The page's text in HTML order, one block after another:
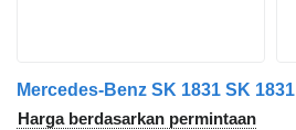
Mercedes-Benz SK 1831 SK 1831
Harga berdasarkan permintaan